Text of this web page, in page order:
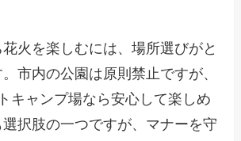
火を楽しむには、場所選びがと
市内の公園は原則禁止ですが、
キャンプ場なら安心して楽しめ
選択肢の一つですが、マナーを守